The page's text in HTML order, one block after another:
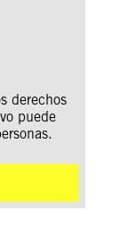
derechos
puede